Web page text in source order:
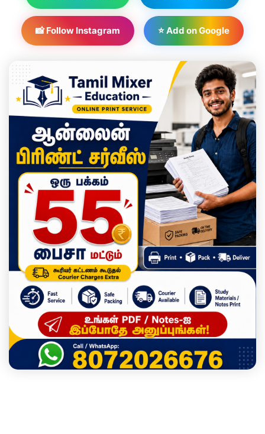
📸 Follow Instagram ⭐ Add on Google